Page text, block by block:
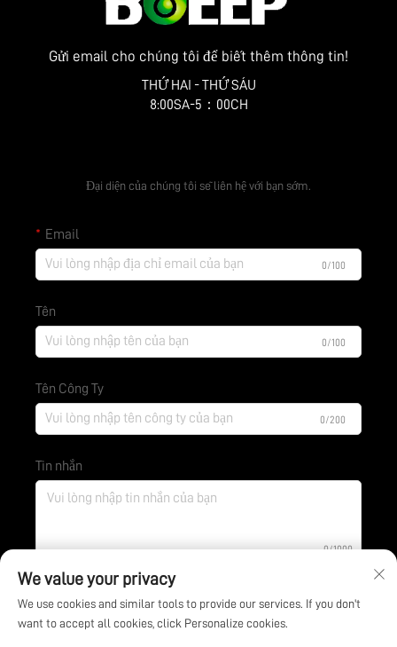
Gửi email cho chúng tôi để biết thêm thông tin!
THỨ HAI - THỨ SÁU
8:00SA-5：00CH
Đại diện của chúng tôi sẽ liên hệ với bạn sớm.
Email
0/100
Tên
0/100
Tên Công Ty
0/200
Tin nhắn
0/1000
Gửi
We value your privacy
We use cookies and similar tools to provide our services. If you don't
want to accept all cookies, click Personalize cookies.